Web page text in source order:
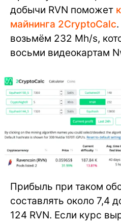
добычи RVN поможет
майнинга 2CryptoCalc
возьмём 232 Mh/s,
восьми видеокартам
Прибыль при таком
составлять около 7,4
124 RVN. Если курс